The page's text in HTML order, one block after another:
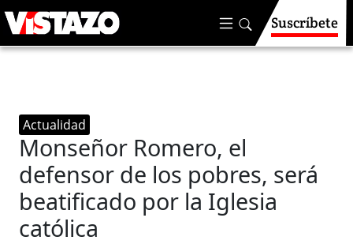
Suscríbete
Actualidad
Monseñor Romero, el
defensor de los pobres, será
beatificado por la Iglesia
católica